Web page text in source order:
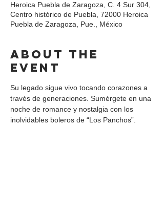
Heroica Puebla de Zaragoza, C. 4 Sur 304,
Centro histórico de Puebla, 72000 Heroica
Puebla de Zaragoza, Pue., México
About the
event
Su legado sigue vivo tocando corazones a
través de generaciones. Sumérgete en una
noche de romance y nostalgia con los
inolvidables boleros de “Los Panchos”.